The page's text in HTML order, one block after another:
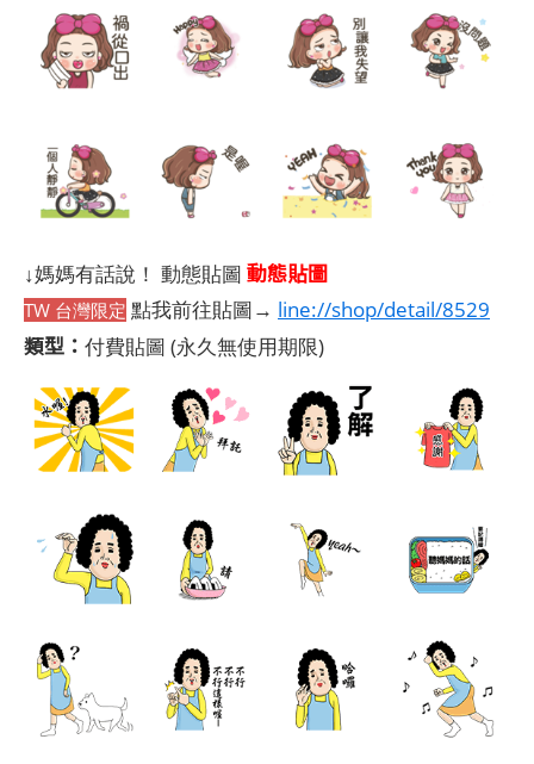
↓媽媽有話說！ 動態貼圖 動態貼圖
TW 台灣限定 點我前往貼圖→ line://shop/detail/8529
類型： 付費貼圖 (永久無使用期限)